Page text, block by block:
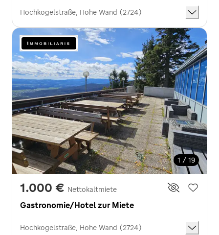
Hochkogelstraße, Hohe Wand (2724)
1 / 19
1.000 € Nettokaltmiete
Gastronomie/Hotel zur Miete
Hochkogelstraße, Hohe Wand (2724)